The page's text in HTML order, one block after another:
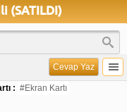
(SATILDI)
Cevap Yaz
: #Ekran Kartı